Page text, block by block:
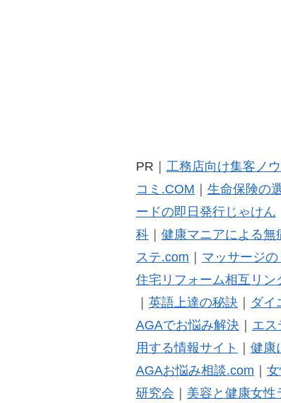
PR｜ 工務店向け集客ノ
コミ.COM
生命保険の
ードの即日発行じゃけん
科｜ 健康マニアによる無
ステ.com
マッサージ
住宅リフォーム相互リン
英語上達の秘訣 ダイ
AGAでお悩み解決｜ エス
用する情報サイト
健康
AGAお悩み相談.com
研究会
美容と健康女性